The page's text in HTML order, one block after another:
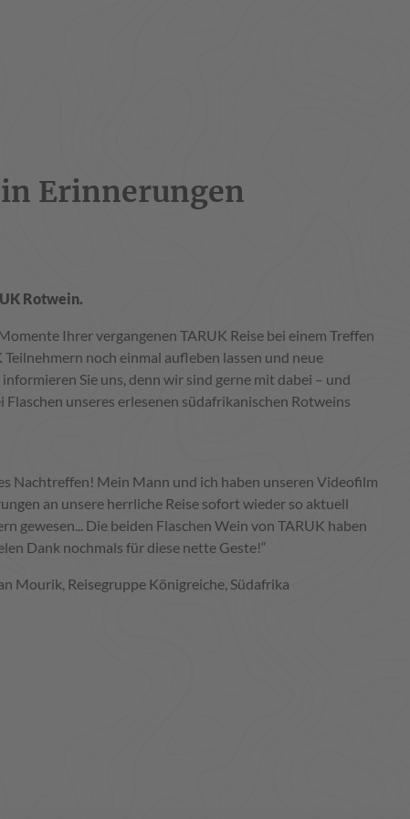
Erinnerungen
Rotwein.
Ihrer vergangenen TARUK Reise bei einem Treffen
noch einmal aufleben lassen und neue
Sie uns, denn wir sind gerne mit dabei – und
unseres erlesenen südafrikanischen Rotweins
Nachtreffen! Mein Mann und ich haben unseren Videofilm
an unsere herrliche Reise sofort wieder so aktuell
gewesen... Die beiden Flaschen Wein von TARUK haben
Dank nochmals für diese nette Geste!“
Mourik, Reisegruppe Königreiche, Südafrika